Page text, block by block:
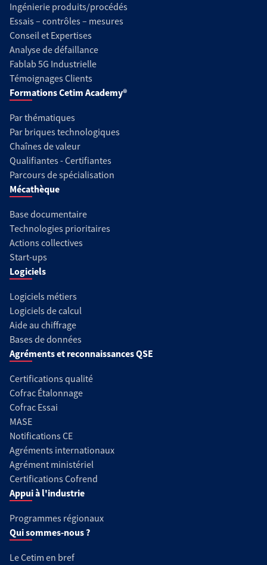
Ingénierie produits/procédés
Essais – contrôles – mesures
Conseil et Expertises
Analyse de défaillance
Fablab 5G Industrielle
Témoignages Clients
Formations Cetim Academy®
Par thématiques
Par briques technologiques
Chaînes de valeur
Qualifiantes - Certifiantes
Parcours de spécialisation
Mécathèque
Base documentaire
Technologies prioritaires
Actions collectives
Start-ups
Logiciels
Logiciels métiers
Logiciels de calcul
Aide au chiffrage
Bases de données
Agréments et reconnaissances QSE
Certifications qualité
Cofrac Étalonnage
Cofrac Essai
MASE
Notifications CE
Agréments internationaux
Agrément ministériel
Certifications Cofrend
Appui à l'industrie
Programmes régionaux
Qui sommes-nous ?
Le Cetim en bref